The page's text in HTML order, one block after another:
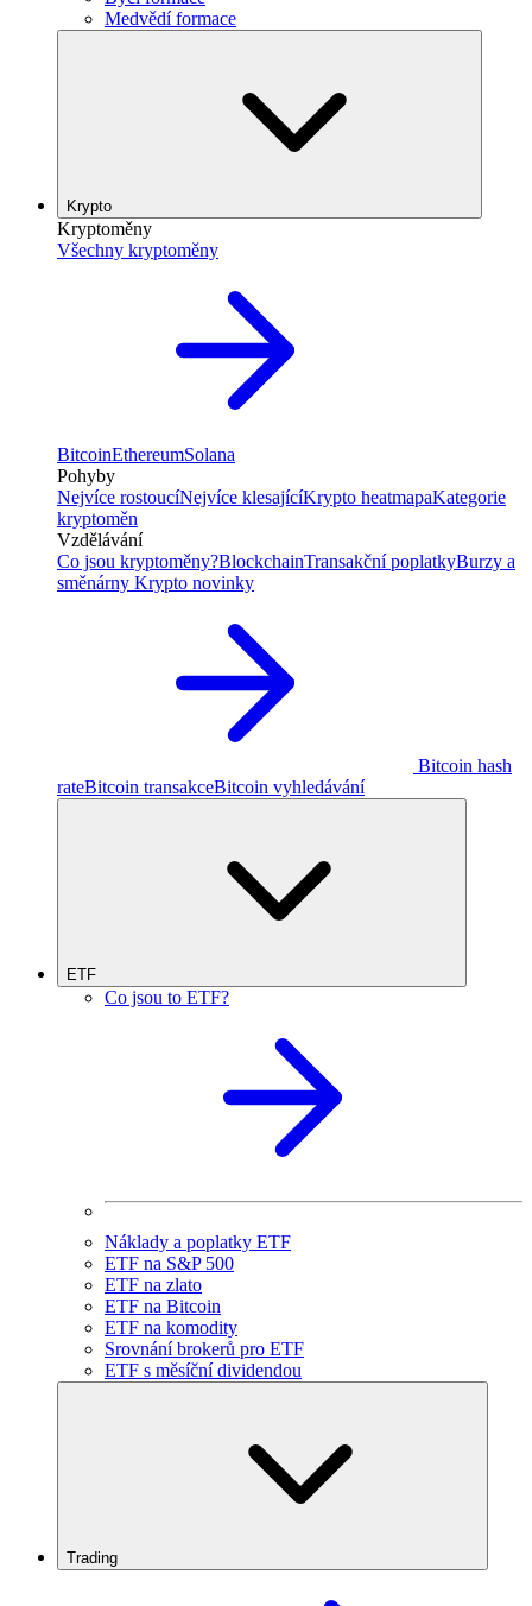
Medvědí formace
Krypto
Kryptoměny
Všechny kryptoměny
BitcoinEthereumSolana
Pohyby
Nejvíce rostoucíNejvíce klesajícíKrypto heatmapaKategorie
kryptoměn
Vzdělávání
Co jsou kryptoměny?BlockchainTransakční poplatkyBurzy a
směnárny Krypto novinky
Bitcoin hash
rateBitcoin transakceBitcoin vyhledávání
ETF
Co jsou to ETF?
Náklady a poplatky ETF
ETF na S&P 500
ETF na zlato
ETF na Bitcoin
ETF na komodity
Srovnání brokerů pro ETF
ETF s měsíční dividendou
Trading